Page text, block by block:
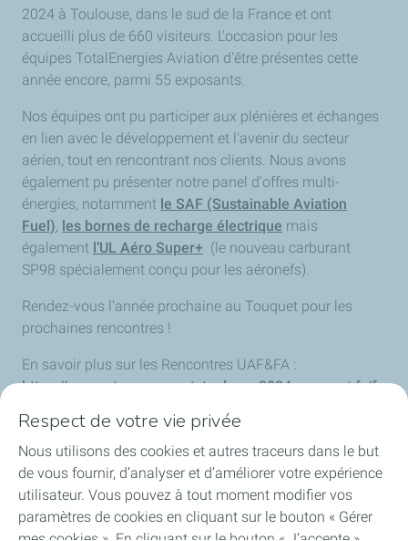
2024 à Toulouse, dans le sud de la France et ont
accueilli plus de 660 visiteurs. L'occasion pour les
équipes TotalEnergies Aviation d'être présentes cette
année encore, parmi 55 exposants.
Nos équipes ont pu participer aux plénières et échanges
en lien avec le développement et l'avenir du secteur
aérien, tout en rencontrant nos clients. Nous avons
également pu présenter notre panel d'offres multi-
énergies, notamment le SAF (Sustainable Aviation
Fuel), les bornes de recharge électrique mais
également l’UL Aéro Super+ (le nouveau carburant
SP98 spécialement conçu pour les aéronefs).
Rendez-vous l’année prochaine au Touquet pour les
prochaines rencontres !
En savoir plus sur les Rencontres UAF&FA :
https://rencontresaeroportstoulouse2024.aeroport.fr/fr
Accueil
Offre carburant
Respect de votre vie privée
Nous utilisons des cookies et autres traceurs dans le but
de vous fournir, d’analyser et d’améliorer votre expérience
utilisateur. Vous pouvez à tout moment modifier vos
paramètres de cookies en cliquant sur le bouton « Gérer